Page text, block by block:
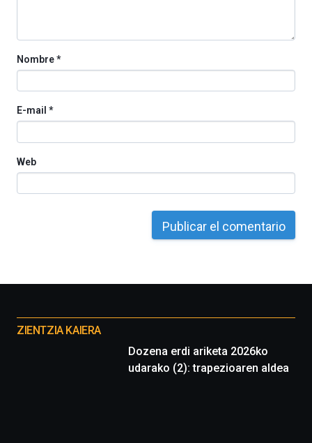
Nombre*
E-mail *
Web
proyectos
ZIENTZIA KAIERA
Dozena erdi ariketa 2026ko
udarako (2): trapezioaren aldea